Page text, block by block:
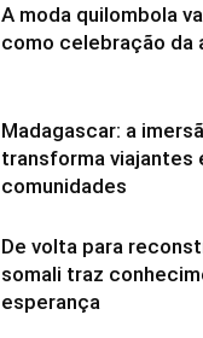
A moda quilombola
como celebração da
Madagascar: a
transforma viajantes
comunidades
De volta para
somali traz
esperança